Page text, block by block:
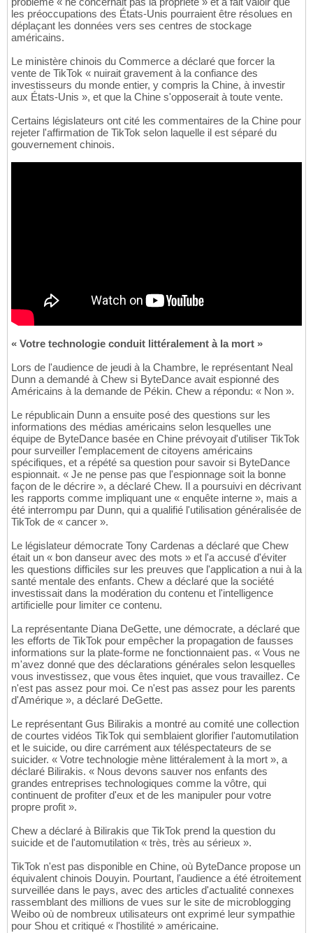
les préoccupations des États-Unis pourraient être résolues en
déplaçant les données vers ses centres de stockage
américains.
Le ministère chinois du Commerce a déclaré que forcer la
vente de TikTok « nuirait gravement à la confiance des
investisseurs du monde entier, y compris la Chine, à investir
aux États-Unis », et que la Chine s'opposerait à toute vente.
Certains législateurs ont cité les commentaires de la Chine pour
rejeter l'affirmation de TikTok selon laquelle il est séparé du
gouvernement chinois.
« Votre technologie conduit littéralement à la mort »
Lors de l'audience de jeudi à la Chambre, le représentant Neal
Dunn a demandé à Chew si ByteDance avait espionné des
Américains à la demande de Pékin. Chew a répondu: « Non ».
Le républicain Dunn a ensuite posé des questions sur les
informations des médias américains selon lesquelles une
équipe de ByteDance basée en Chine prévoyait d'utiliser TikTok
pour surveiller l'emplacement de citoyens américains
spécifiques, et a répété sa question pour savoir si ByteDance
espionnait. « Je ne pense pas que l'espionnage soit la bonne
façon de le décrire », a déclaré Chew. Il a poursuivi en décrivant
les rapports comme impliquant une « enquête interne », mais a
été interrompu par Dunn, qui a qualifié l'utilisation généralisée de
TikTok de « cancer ».
Le législateur démocrate Tony Cardenas a déclaré que Chew
était un « bon danseur avec des mots » et l'a accusé d'éviter
les questions difficiles sur les preuves que l'application a nui à la
santé mentale des enfants. Chew a déclaré que la société
investissait dans la modération du contenu et l'intelligence
artificielle pour limiter ce contenu.
La représentante Diana DeGette, une démocrate, a déclaré que
les efforts de TikTok pour empêcher la propagation de fausses
informations sur la plate-forme ne fonctionnaient pas. « Vous ne
m'avez donné que des déclarations générales selon lesquelles
vous investissez, que vous êtes inquiet, que vous travaillez. Ce
n'est pas assez pour moi. Ce n'est pas assez pour les parents
d'Amérique », a déclaré DeGette.
Le représentant Gus Bilirakis a montré au comité une collection
de courtes vidéos TikTok qui semblaient glorifier l'automutilation
et le suicide, ou dire carrément aux téléspectateurs de se
suicider. « Votre technologie mène littéralement à la mort », a
déclaré Bilirakis. « Nous devons sauver nos enfants des
grandes entreprises technologiques comme la vôtre, qui
continuent de profiter d'eux et de les manipuler pour votre
propre profit ».
Chew a déclaré à Bilirakis que TikTok prend la question du
suicide et de l'automutilation « très, très au sérieux ».
TikTok n'est pas disponible en Chine, où ByteDance propose un
équivalent chinois Douyin. Pourtant, l'audience a été étroitement
surveillée dans le pays, avec des articles d'actualité connexes
rassemblant des millions de vues sur le site de microblogging
Weibo où de nombreux utilisateurs ont exprimé leur sympathie
pour Shou et critiqué « l'hostilité » américaine.